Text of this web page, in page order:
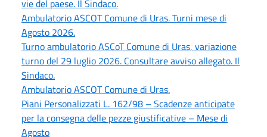
vie del paese. Il Sindaco.
Ambulatorio ASCOT Comune di Uras. Turni mese di
Agosto 2026.
Turno ambulatorio ASCoT Comune di Uras, variazione
turno del 29 luglio 2026. Consultare avviso allegato. Il
Sindaco.
Ambulatorio ASCOT Comune di Uras.
Piani Personalizzati L. 162/98 – Scadenze anticipate
per la consegna delle pezze giustificative – Mese di
Agosto